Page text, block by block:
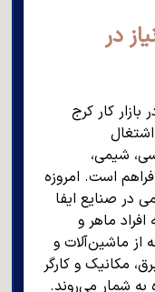
در
کار کرج
شیمی،
است. امروزه
در صنایع ایفا
ماهر و
ماشین‌آلات و
مکانیک و کارگر
به شمار می‌روند.